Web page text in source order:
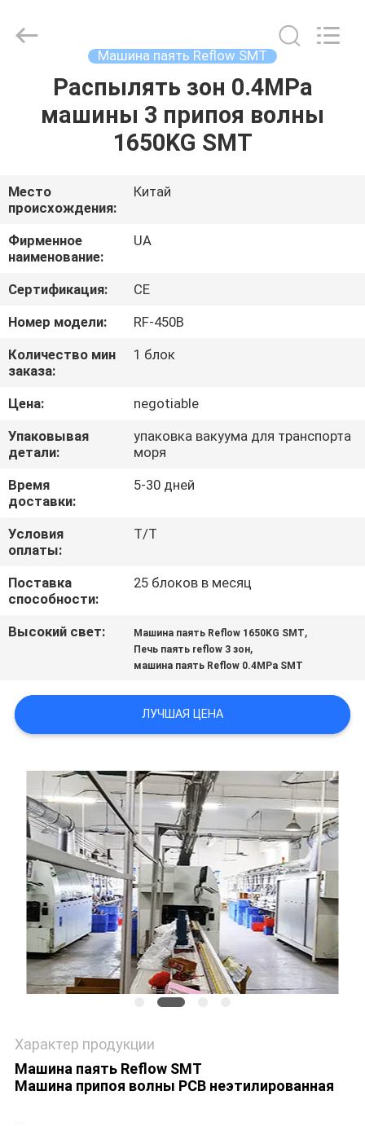
ПРОДУКТЫ
О
НАС
ПУТЕШЕСТВИЕ
ФАБРИКИ
ПРОВЕРКА
КАЧЕСТВА
СВЯЖИТЕСЬ
МЫ
НОВОСТИ
СПРОСИТЕ
ЦИТАТУ
VR
КАРТА
САЙТА
PRIVACY
POLICY
AUTOMATION
LIMITED.
Машина паять Reflow SMT
Распылять зон 0.4MPa
машины 3 припоя волны
1650KG SMT
Место
происхождения:
Китай
Фирменное
наименование:
UA
Сертификация:
CE
Номер модели:
RF-450B
Количество мин
заказа:
1 блок
Цена:
negotiable
Упаковывая
детали:
упаковка вакуума для транспорта
моря
Время
доставки:
5-30 дней
Условия
оплаты:
T/T
Поставка
способности:
25 блоков в месяц
Высокий свет: Машина паять Reflow 1650KG SMT,
Печь паять reflow 3 зон,
машина паять Reflow 0.4MPa SMT
ЛУЧШАЯ ЦЕНА
Характер продукции
Машина паять Reflow SMT
Машина припоя волны PCB неэтилированная